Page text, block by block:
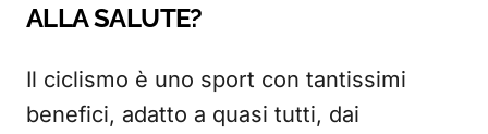
ALLA SALUTE?
Il ciclismo è uno sport con tantissimi
benefici, adatto a quasi tutti, dai